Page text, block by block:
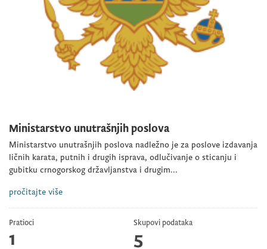
Ministarstvo unutrašnjih poslova
Ministarstvo unutrašnjih poslova nadležno je za poslove izdavanja
ličnih karata, putnih i drugih isprava, odlučivanje o sticanju i
gubitku crnogorskog državljanstva i drugim...
pročitajte više
Pratioci
1
Skupovi podataka
5